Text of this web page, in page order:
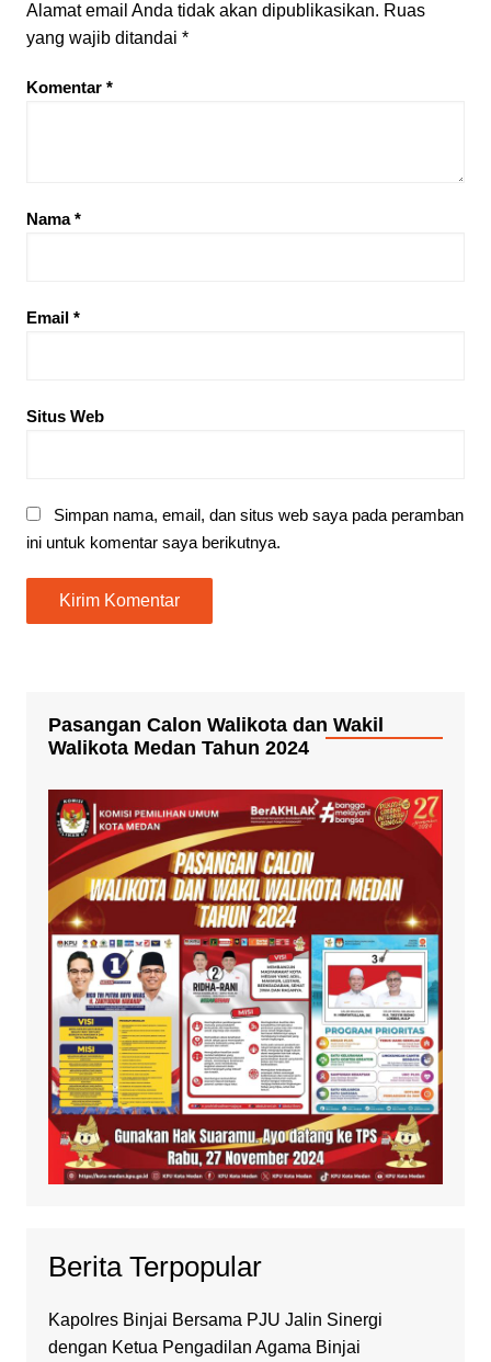
Alamat email Anda tidak akan dipublikasikan. Ruas
yang wajib ditandai *
Komentar *
Nama*
Email *
Situs Web
Simpan nama, email, dan situs web saya pada peramban
ini untuk komentar saya berikutnya.
Pasangan Calon Walikota dan Wakil
Walikota Medan Tahun 2024
Berita Terpopular
Kapolres Binjai Bersama PJU Jalin Sinergi
dengan Ketua Pengadilan Agama Binjai